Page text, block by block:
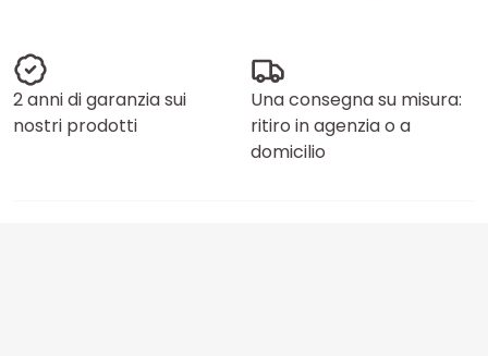
2 anni di garanzia sui
nostri prodotti
Una consegna su misura:
ritiro in agenzia o a
domicilio